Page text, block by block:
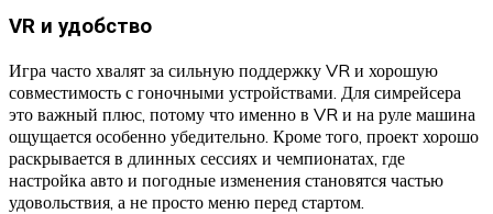
VR и удобство
Игра часто хвалят за сильную поддержку VR и хорошую
совместимость с гоночными устройствами. Для симрейсера
это важный плюс, потому что именно в VR и на руле машина
ощущается особенно убедительно. Кроме того, проект хорошо
раскрывается в длинных сессиях и чемпионатах, где
настройка авто и погодные изменения становятся частью
удовольствия, а не просто меню перед стартом.